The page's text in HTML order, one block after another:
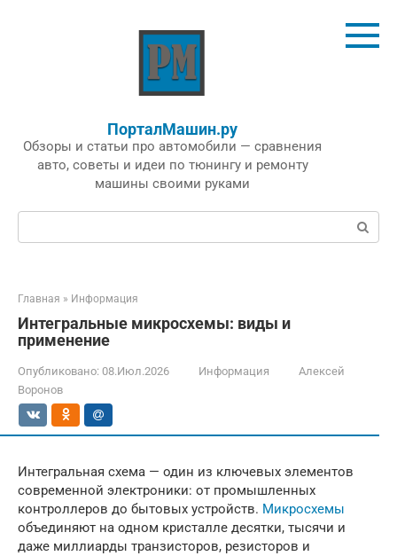
ПорталМашин.ру
Обзоры и статьи про автомобили — сравнения
авто, советы и идеи по тюнингу и ремонту
машины своими руками
Поиск:
Главная » Информация
Интегральные микросхемы: виды и
применение
Опубликовано: 08.Июл.2026 Информация
Алексей
Воронов
Интегральная схема — один из ключевых элементов
современной электроники: от промышленных
контроллеров до бытовых устройств. Микросхемы
объединяют на одном кристалле десятки, тысячи и
даже миллиарды транзисторов, резисторов и